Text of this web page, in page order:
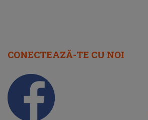
CONECTEAZĂ-TE CU NOI